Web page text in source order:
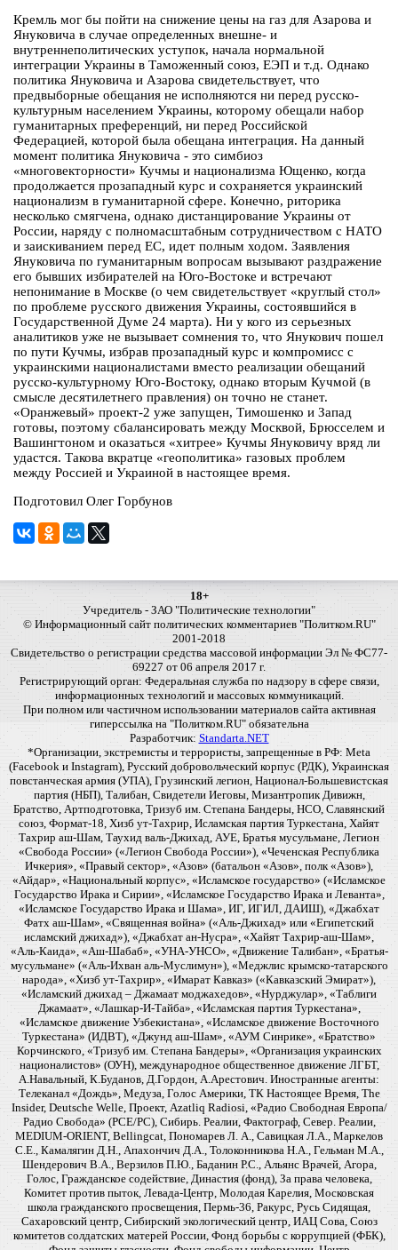
Кремль мог бы пойти на снижение цены на газ для Азарова и
Януковича в случае определенных внешне- и
внутреннеполитических уступок, начала нормальной
интеграции Украины в Таможенный союз, ЕЭП и т.д. Однако
политика Януковича и Азарова свидетельствует, что
предвыборные обещания не исполняются ни перед русско-
культурным населением Украины, которому обещали набор
гуманитарных преференций, ни перед Российской
Федерацией, которой была обещана интеграция. На данный
момент политика Януковича - это симбиоз
«многовекторности» Кучмы и национализма Ющенко, когда
продолжается прозападный курс и сохраняется украинский
национализм в гуманитарной сфере. Конечно, риторика
несколько смягчена, однако дистанцирование Украины от
России, наряду с полномасштабным сотрудничеством с НАТО
и заискиванием перед ЕС, идет полным ходом. Заявления
Януковича по гуманитарным вопросам вызывают раздражение
его бывших избирателей на Юго-Востоке и встречают
непонимание в Москве (о чем свидетельствует «круглый стол»
по проблеме русского движения Украины, состоявшийся в
Государственной Думе 24 марта). Ни у кого из серьезных
аналитиков уже не вызывает сомнения то, что Янукович пошел
по пути Кучмы, избрав прозападный курс и компромисс с
украинскими националистами вместо реализации обещаний
русско-культурному Юго-Востоку, однако вторым Кучмой (в
смысле десятилетнего правления) он точно не станет.
«Оранжевый» проект-2 уже запущен, Тимошенко и Запад
готовы, поэтому сбалансировать между Москвой, Брюсселем и
Вашингтоном и оказаться «хитрее» Кучмы Януковичу вряд ли
удастся. Такова вкратце «геополитика» газовых проблем
между Россией и Украиной в настоящее время.
Подготовил Олег Горбунов
18+
Учредитель - ЗАО "Политические технологии"
© Информационный сайт политических комментариев "Политком.RU"
2001-2018
Свидетельство о регистрации средства массовой информации Эл № ФС77-
69227 от 06 апреля 2017 г.
Регистрирующий орган: Федеральная служба по надзору в сфере связи,
информационных технологий и массовых коммуникаций.
При полном или частичном использовании материалов сайта активная
гиперссылка на "Политком.RU" обязательна
Разработчик: Standarta.NET
*Организации, экстремисты и террористы, запрещенные в РФ: Meta
(Facebook и Instagram), Русский добровольческий корпус (РДК), Украинская
повстанческая армия (УПА), Грузинский легион, Национал-Большевистская
партия (НБП), Талибан, Свидетели Иеговы, Мизантропик Дивижн,
Братство, Артподготовка, Тризуб им. Степана Бандеры, НСО, Славянский
союз, Формат-18, Хизб ут-Тахрир, Исламская партия Туркестана, Хайят
Тахрир аш-Шам, Таухид валь-Джихад, АУЕ, Братья мусульмане, Легион
«Свобода России» («Легион Свобода России»), «Чеченская Республика
Ичкерия», «Правый сектор», «Азов» (батальон «Азов», полк «Азов»),
«Айдар», «Национальный корпус», «Исламское государство» («Исламское
Государство Ирака и Сирии», «Исламское Государство Ирака и Леванта»,
«Исламское Государство Ирака и Шама», ИГ, ИГИЛ, ДАИШ), «Джабхат
Фатх аш-Шам», «Священная война» («Аль-Джихад» или «Египетский
исламский джихад»), «Джабхат ан-Нусра», «Хайят Тахрир-аш-Шам»,
«Аль-Каида», «Аш-Шабаб», «УНА-УНСО», «Движение Талибан», «Братья-
мусульмане» («Аль-Ихван аль-Муслимун»), «Меджлис крымско-татарского
народа», «Хизб ут-Тахрир», «Имарат Кавказ» («Кавказский Эмират»),
«Исламский джихад – Джамаат моджахедов», «Нурджулар», «Таблиги
Джамаат», «Лашкар-И-Тайба», «Исламская партия Туркестана»,
«Исламское движение Узбекистана», «Исламское движение Восточного
Туркестана» (ИДВТ), «Джунд аш-Шам», «АУМ Синрике», «Братство»
Корчинского, «Тризуб им. Степана Бандеры», «Организация украинских
националистов» (ОУН), международное общественное движение ЛГБТ,
А.Навальный, К.Буданов, Д.Гордон, А.Арестович. Иностранные агенты:
Телеканал «Дождь», Медуза, Голос Америки, ТК Настоящее Время, The
Insider, Deutsche Welle, Проект, Azatliq Radiosi, «Радио Свободная Европа/
Радио Свобода» (PCE/PC), Сибирь. Реалии, Фактограф, Север. Реалии,
MEDIUM-ORIENT, Bellingcat, Пономарев Л. А., Савицкая Л.А., Маркелов
С.Е., Камалягин Д.Н., Апахончич Д.А., Толоконникова Н.А., Гельман М.А.,
Шендерович В.А., Верзилов П.Ю., Баданин Р.С., Альянс Врачей, Агора,
Голос, Гражданское содействие, Династия (фонд), За права человека,
Комитет против пыток, Левада-Центр, Молодая Карелия, Московская
школа гражданского просвещения, Пермь-36, Ракурс, Русь Сидящая,
Сахаровский центр, Сибирский экологический центр, ИАЦ Сова, Союз
комитетов солдатских матерей России, Фонд борьбы с коррупцией (ФБК),